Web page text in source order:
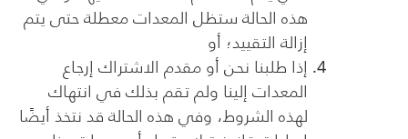
هذه الحالة ستظل المعدات معطلة حتى يتم
إزالة التقييد؛ أو
إذا طلبنا نحن أو مقدم الاشتراك إرجاع
المعدات إلينا ولم تقم بذلك في انتهاك
لهذه الشروط، وفي هذه الحالة قد نتخذ أيضًا